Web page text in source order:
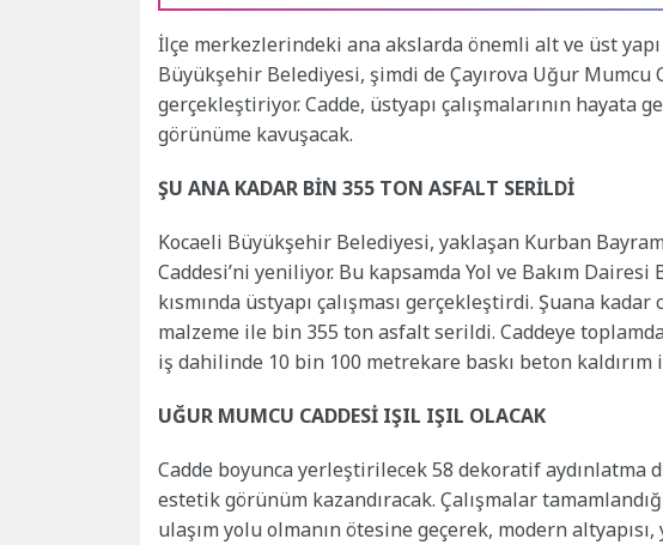
İlçe merkezlerindeki ana akslarda önemli alt ve üst
Büyükşehir Belediyesi, şimdi de Çayırova Uğur Mumcu
gerçekleştiriyor. Cadde, üstyapı çalışmalarının hayata
görünüme kavuşacak.
ŞU ANA KADAR BİN 355 TON ASFALT SERİLDİ
Kocaeli Büyükşehir Belediyesi, yaklaşan Kurban
Caddesi’ni yeniliyor. Bu kapsamda Yol ve Bakım
kısmında üstyapı çalışması gerçekleştirdi. Şuana
malzeme ile bin 355 ton asfalt serildi. Caddeye
iş dahilinde 10 bin 100 metrekare baskı beton
UĞUR MUMCU CADDESİ IŞIL IŞIL OLACAK
Cadde boyunca yerleştirilecek 58 dekoratif aydınlatma
estetik görünüm kazandıracak. Çalışmalar
ulaşım yolu olmanın ötesine geçerek, modern